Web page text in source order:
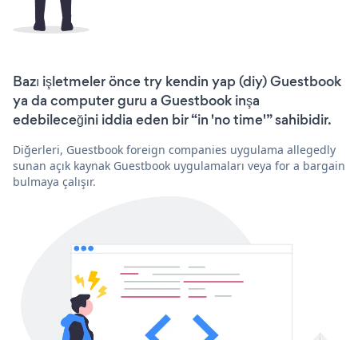
Bazı işletmeler önce try kendin yap (diy) Guestbook
ya da computer guru a Guestbook inşa
edebileceğini iddia eden bir “in 'no time'” sahibidir.
Diğerleri, Guestbook foreign companies uygulama allegedly
sunan açık kaynak Guestbook uygulamaları veya for a bargain
bulmaya çalışır.